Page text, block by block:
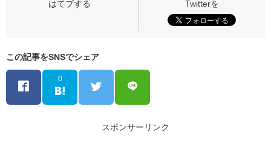
この記事をSNSでシェア
0
スポンサーリンク